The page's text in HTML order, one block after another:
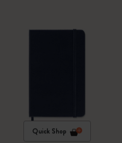
Quick Shop